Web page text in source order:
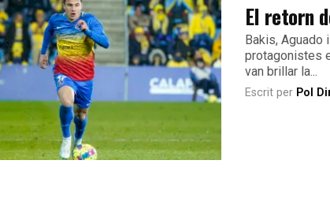
El retorn
Bakis, Aguado
protagonistes
van brillar la...
Escrit per Pol